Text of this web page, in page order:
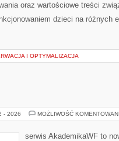
oraz wartościowe treści
dzieci na różnych
I OPTYMALIZACJA
- 2026 MOŻLIWOŚĆ
serwis AkademikaWF to